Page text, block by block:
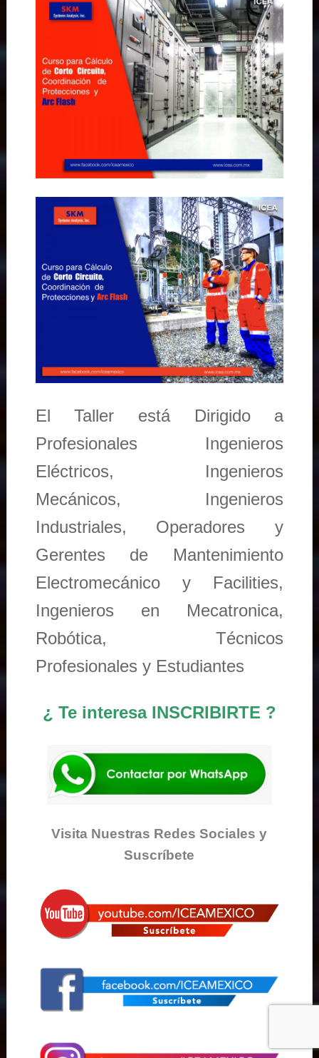
El Taller está Dirigido a
Profesionales Ingenieros
Eléctricos, Ingenieros
Mecánicos, Ingenieros
Industriales, Operadores y
Gerentes de Mantenimiento
Electromecánico y Facilities,
Ingenieros en Mecatronica,
Robótica, Técnicos
Profesionales y Estudiantes
¿ Te interesa INSCRIBIRTE ?
Visita Nuestras Redes Sociales y
Suscríbete